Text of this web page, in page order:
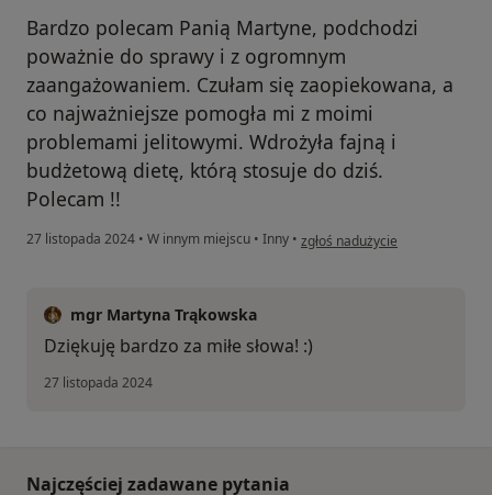
Bardzo polecam Panią Martyne, podchodzi
poważnie do sprawy i z ogromnym
zaangażowaniem. Czułam się zaopiekowana, a
co najważniejsze pomogła mi z moimi
problemami jelitowymi. Wdrożyła fajną i
budżetową dietę, którą stosuje do dziś.
Polecam !!
27 listopada 2024 • W innym miejscu • Inny • w opinii użytkownika K
zgłoś nadużycie
mgr Martyna Trąkowska
Dziękuję bardzo za miłe słowa! :)
27 listopada 2024
Najczęściej zadawane pytania